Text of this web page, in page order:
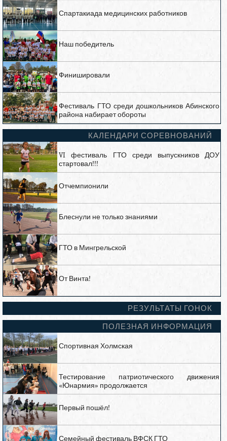
Спартакиада медицинских работников
Наш победитель
Финишировали
Фестиваль ГТО среди дошкольников Абинского
района набирает обороты
КАЛЕНДАРИ СОРЕВНОВАНИЙ
VI фестиваль ГТО среди выпускников ДОУ
стартовал!!!
Отчемпионили
Блеснули не только знаниями
ГТО в Мингрельской
От Винта!
РЕЗУЛЬТАТЫ ГОНОК
ПОЛЕЗНАЯ ИНФОРМАЦИЯ
Спортивная Холмская
Тестирование патриотического движения
«Юнармия» продолжается
Первый пошёл!
Семейный фестиваль ВФСК ГТО